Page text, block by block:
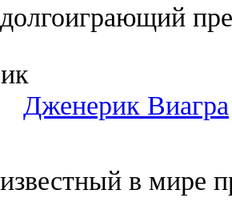
Дженерик Виагра
в мире